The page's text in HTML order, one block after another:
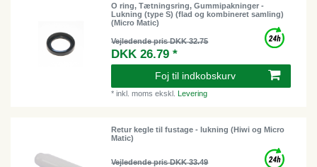
O ring, Tætningsring, Gummipakninger -
Lukning (type S) (flad og kombineret samling)
(Micro Matic)
Vejledende pris DKK 32.75
DKK 26.79 *
Foj til indkobskurv
*inkl. moms ekskl.Levering
Retur kegle til fustage - lukning (Hiwi og Micro
Matic)
Vejledende pris DKK 33.49